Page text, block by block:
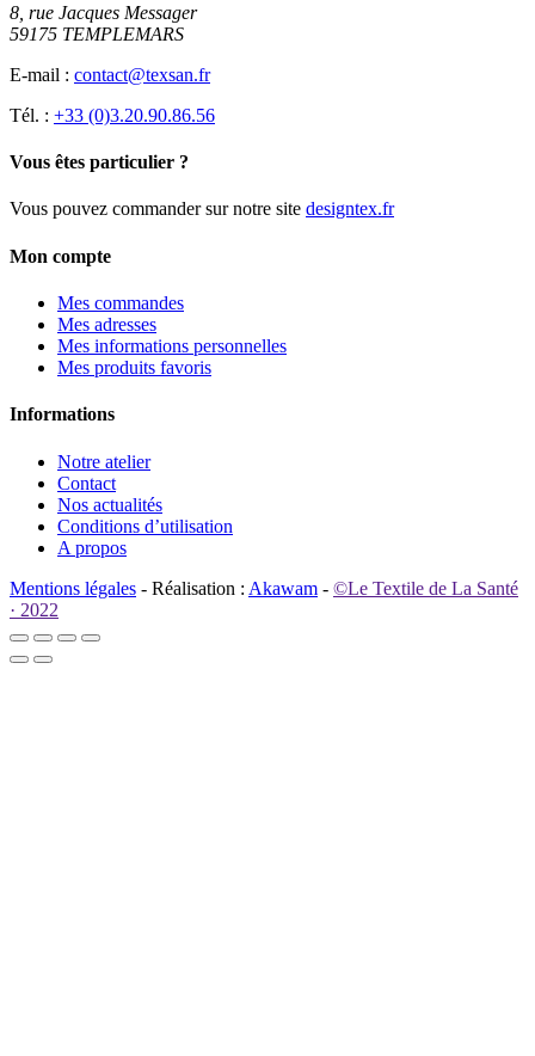
8, rue Jacques Messager
59175 TEMPLEMARS
E-mail : contact@texsan.fr
Tél. : +33 (0)3.20.90.86.56
Vous êtes particulier ?
Vous pouvez commander sur notre site designtex.fr
Mon compte
Mes commandes
Mes adresses
Mes informations personnelles
Mes produits favoris
Informations
Notre atelier
Contact
Nos actualités
Conditions d’utilisation
A propos
Mentions légales - Réalisation : Akawam - ©Le Textile de La Santé
· 2022